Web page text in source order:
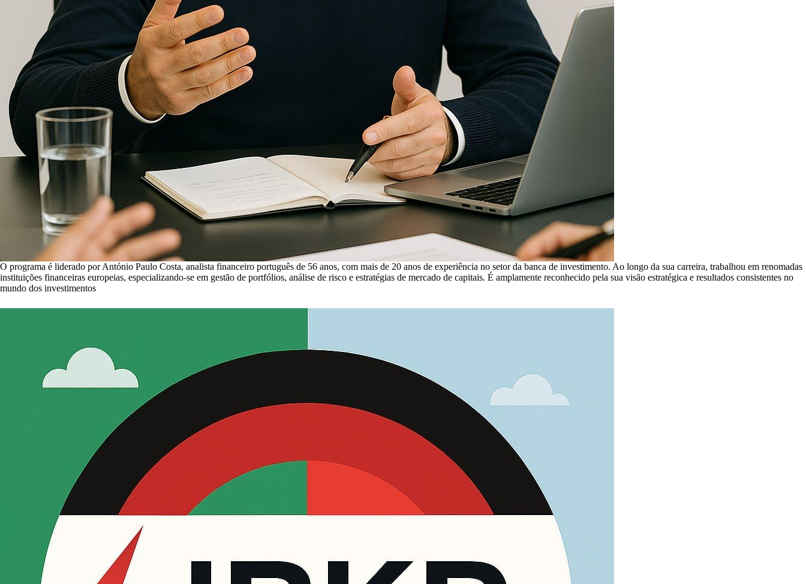
O programa é liderado por António Paulo Costa, analista financeiro português de 56 anos, com mais de 20 anos de experiência no setor da banca de investimento. Ao longo da sua carreira, trabalhou em renomadas
instituições financeiras europeias, especializando-se em gestão de portfólios, análise de risco e estratégias de mercado de capitais. É amplamente reconhecido pela sua visão estratégica e resultados consistentes no
mundo dos investimentos